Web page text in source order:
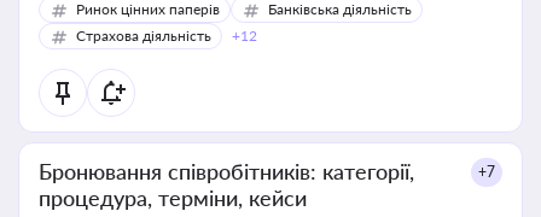
Ринок цінних паперів
Банківська діяльність
Страхова діяльність
+12
Бронювання співробітників: категорії,
процедура, терміни, кейси
+7